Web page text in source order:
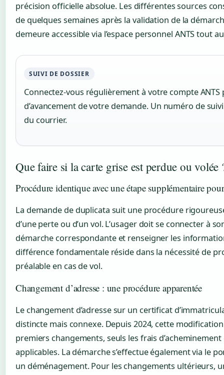
précision officielle absolue. Les différentes sources
de quelques semaines après la validation de la
demeure accessible via l’espace personnel ANTS tout
SUIVI DE DOSSIER
Connectez-vous régulièrement à votre compte ANTS
d’avancement de votre demande. Un numéro de
du courrier.
Que faire si la carte grise est perdue ou volée
Procédure identique avec une étape supplémentaire
La demande de duplicata suit une procédure
d’une perte ou d’un vol. L’usager doit se connecter à
démarche correspondante et renseigner les
différence fondamentale réside dans la nécessité de
préalable en cas de vol.
Changement d’adresse : une procédure apparentée
Le changement d’adresse sur un certificat
distincte mais connexe. Depuis 2024, cette
premiers changements, seuls les frais
applicables. La démarche s’effectue également via le
un déménagement. Pour les changements ultérieurs,